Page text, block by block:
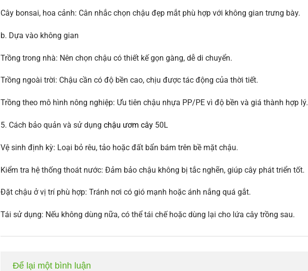
Cây bonsai, hoa cảnh: Cân nhắc chọn chậu đẹp mắt phù hợp với không gian trưng bày.
b. Dựa vào không gian
Trồng trong nhà: Nên chọn chậu có thiết kế gọn gàng, dễ di chuyển.
Trồng ngoài trời: Chậu cần có độ bền cao, chịu được tác động của thời tiết.
Trồng theo mô hình nông nghiệp: Ưu tiên chậu nhựa PP/PE vì độ bền và giá thành hợp lý.
5. Cách bảo quản và sử dụng chậu ươm cây50L
Vệ sinh định kỳ: Loại bỏ rêu, tảo hoặc đất bẩn bám trên bề mặt chậu.
Kiểm tra hệ thống thoát nước: Đảm bảo chậu không bị tắc nghẽn, giúp cây phát triển tốt.
Đặt chậu ở vị trí phù hợp: Tránh nơi có gió mạnh hoặc ánh nắng quá gắt.
Tái sử dụng: Nếu không dùng nữa, có thể tái chế hoặc dùng lại cho lứa cây trồng sau.
Để lại một bình luận